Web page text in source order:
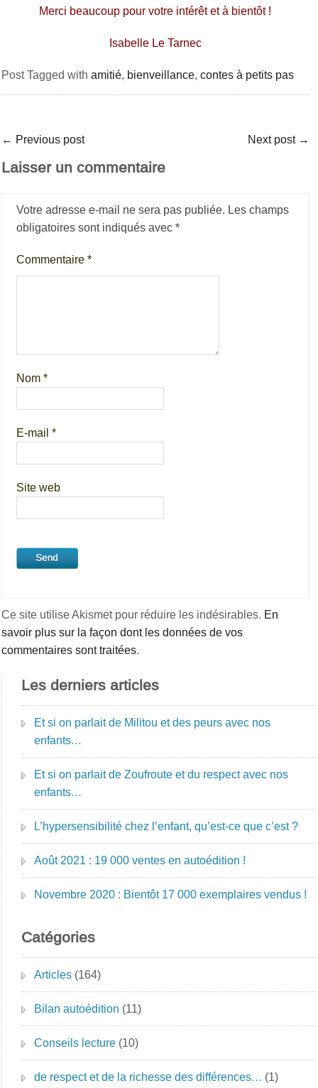
Merci beaucoup pour votre intérêt et à bientôt !
Isabelle Le Tarnec
Post Tagged withamitié, bienveillance,contes à petits pas
← Previous post Next post →
Laisser un commentaire
Votre adresse e-mail ne sera pas publiée. Les champs
obligatoires sont indiqués avec*
Commentaire*
Nom*
E-mail*
Site web
Ce site utilise Akismet pour réduire les indésirables. En
savoir plus sur la façon dont les données de vos
commentaires sont traitées.
Les derniers articles
Et si on parlait de Militou et des peurs avec nos
enfants…
Et si on parlait de Zoufroute et du respect avec nos
enfants…
L’hypersensibilité chez l’enfant, qu’est-ce que c’est ?
Août 2021 : 19 000 ventes en autoédition !
Novembre 2020 : Bientôt 17 000 exemplaires vendus !
Catégories
Articles (164)
Bilan autoédition (11)
Conseils lecture (10)
de respect et de la richesse des différences… (1)